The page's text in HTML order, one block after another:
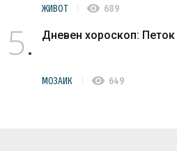
ЖИВОТ visibility 689
5 Дневен хороскоп: Петок
МОЗАИК visibility 649